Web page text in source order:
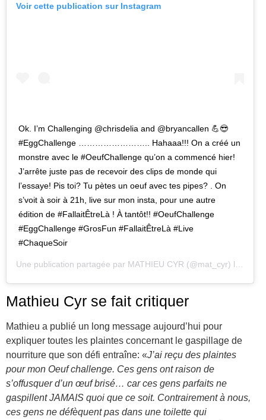
Voir cette publication sur Instagram
Ok. I’m Challenging @chrisdelia and @bryancallen 💪😎
#EggChallenge …………………….. Hahaaa!!! On a créé un
monstre avec le #OeufChallenge qu’on a commencé hier!
J’arrête juste pas de recevoir des clips de monde qui
l’essaye! Pis toi? Tu pètes un oeuf avec tes pipes? . On
s’voit à soir à 21h, live sur mon insta, pour une autre
édition de #FallaitÊtreLà ! À tantôt!! #OeufChallenge
#EggChallenge #GrosFun #FallaitÊtreLà #Live
#ChaqueSoir
Une publication partagée par MATHIEU CYR (@mat_cyr) le
Mathieu Cyr se fait critiquer
Mathieu a publié un long message aujourd’hui pour
expliquer toutes les plaintes concernant le gaspillage de
nourriture que son défi entraîne: «J’ai reçu des plaintes
pour mon Oeuf challenge. Ces gens ont raison de
s’offusquer d’un œuf brisé… car ces gens parfaits ne
gaspillent JAMAIS quoi que ce soit. Contrairement à nous,
ces gens ne défèquent pas dans une toilette qui